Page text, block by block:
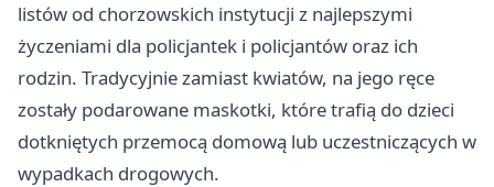
listów od chorzowskich instytucji z najlepszymi
życzeniami dla policjantek i policjantów oraz ich
rodzin. Tradycyjnie zamiast kwiatów, na jego ręce
zostały podarowane maskotki, które trafią do dzieci
dotkniętych przemocą domową lub uczestniczących w
wypadkach drogowych.